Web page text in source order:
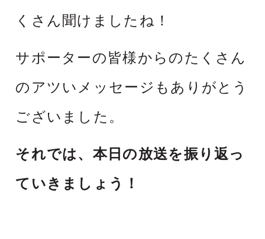
くさん聞けましたね！
サポーターの皆様からのたくさん
のアツいメッセージもありがとう
ございました。
それでは、本日の放送を振り返っ
ていきましょう！